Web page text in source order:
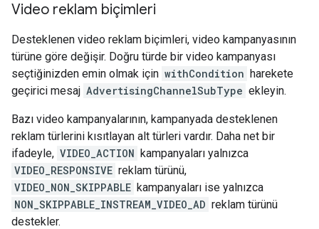
Video reklam biçimleri
Desteklenen video reklam biçimleri, video kampanyasının
türüne göre değişir. Doğru türde bir video kampanyası
seçtiğinizden emin olmak için withCondition harekete
geçirici mesaj AdvertisingChannelSubType ekleyin.
Bazı video kampanyalarının, kampanyada desteklenen
reklam türlerini kısıtlayan alt türleri vardır. Daha net bir
ifadeyle, VIDEO_ACTION kampanyaları yalnızca
VIDEO_RESPONSIVE reklam türünü,
VIDEO_NON_SKIPPABLE kampanyaları ise yalnızca
NON_SKIPPABLE_INSTREAM_VIDEO_AD reklam türünü
destekler.